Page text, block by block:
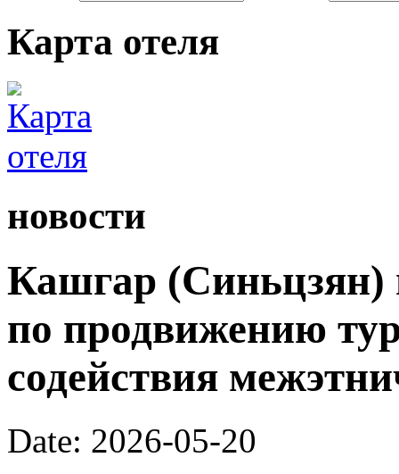
Карта отеля
новости
Кашгар (Синьцзян)
по продвижению
содействия
Date: 2026-05-20